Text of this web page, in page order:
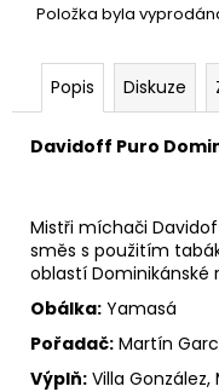
Položka byla
Popis Diskuze
Davidoff Puro
Mistři míchači
směs s použitím
oblastí Dominikánské
Obálka: Yamasá
Pořadač: Martín
Výplň: Villa
MINI
CIGARILLOS
ESCURIO
´S
540
Kč